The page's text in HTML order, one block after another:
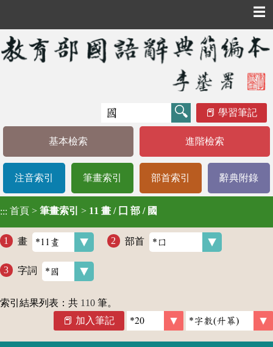
☰
學習筆記
基本檢索 進階檢索
注音索引 筆畫索引 部首索引 辭典附錄
::: 首頁 > 筆畫索引 > 11 畫 / 囗 部 / 國
畫 部首
字詞
索引結果列表：共 110 筆。
加入筆記